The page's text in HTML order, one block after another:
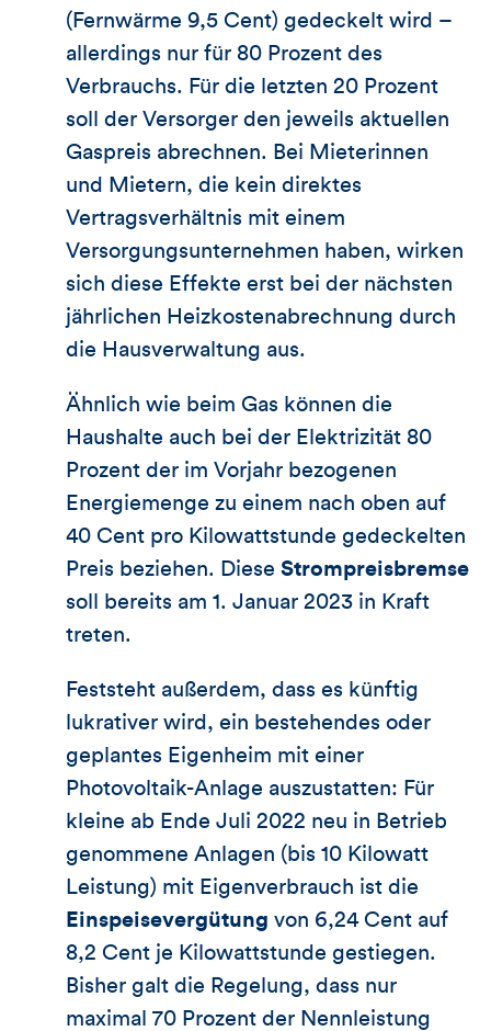
(Fernwärme 9,5 Cent) gedeckelt wird –
allerdings nur für 80 Prozent des
Verbrauchs. Für die letzten 20 Prozent
soll der Versorger den jeweils aktuellen
Gaspreis abrechnen. Bei Mieterinnen
und Mietern, die kein direktes
Vertragsverhältnis mit einem
Versorgungsunternehmen haben, wirken
sich diese Effekte erst bei der nächsten
jährlichen Heizkostenabrechnung durch
die Hausverwaltung aus.
Ähnlich wie beim Gas können die
Haushalte auch bei der Elektrizität 80
Prozent der im Vorjahr bezogenen
Energiemenge zu einem nach oben auf
40 Cent pro Kilowattstunde gedeckelten
Preis beziehen. Diese Strompreisbremse
soll bereits am 1. Januar 2023 in Kraft
treten.
Feststeht außerdem, dass es künftig
lukrativer wird, ein bestehendes oder
geplantes Eigenheim mit einer
Photovoltaik-Anlage auszustatten: Für
kleine ab Ende Juli 2022 neu in Betrieb
genommene Anlagen (bis 10 Kilowatt
Leistung) mit Eigenverbrauch ist die
Einspeisevergütung von 6,24 Cent auf
8,2 Cent je Kilowattstunde gestiegen.
Bisher galt die Regelung, dass nur
maximal 70 Prozent der Nennleistung